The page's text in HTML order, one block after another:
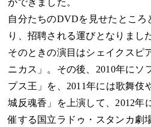
ができました。
自分たちのDVDを見せたところ
り、招聘される運びとなりまし
そのときの演目はシェイクスピ
ニカス」。その後、2010年にソ
プス王」を、2011年には歌舞伎
城反魂香」を上演して、2012年
催する国立ラドゥ・スタンカ劇